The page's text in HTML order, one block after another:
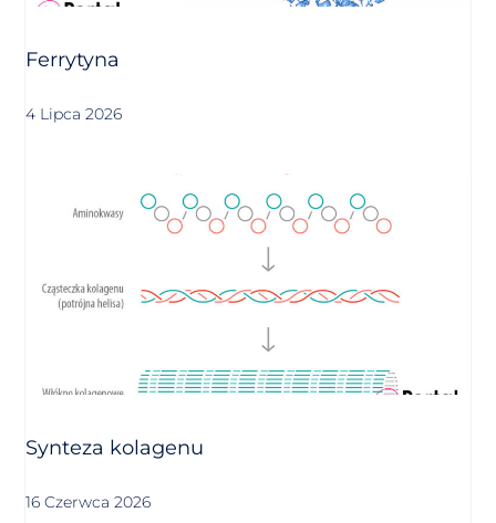
Ferrytyna
4 Lipca 2026
Synteza kolagenu
16 Czerwca 2026